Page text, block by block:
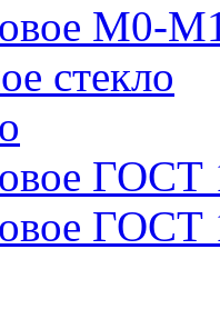
М0-
стекло
ГОСТ
ГОСТ